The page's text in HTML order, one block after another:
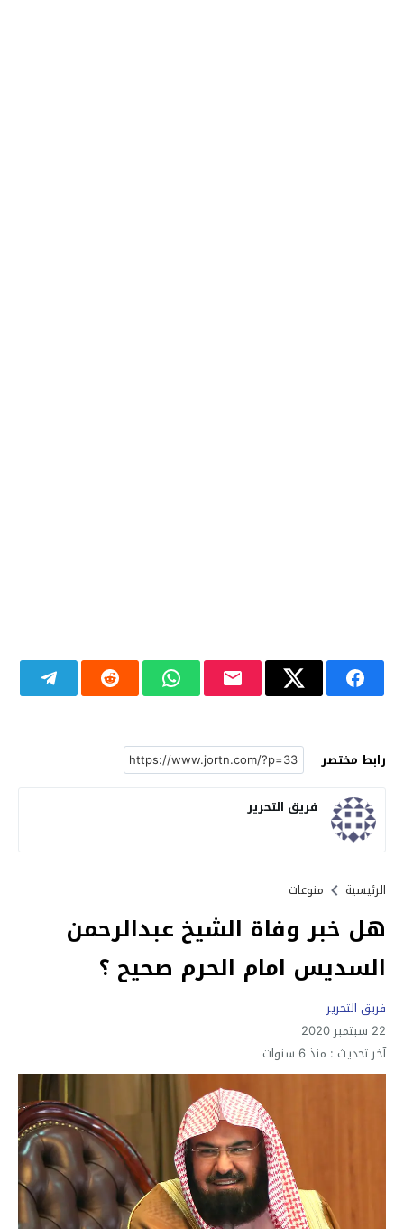
رابط مختصر
فريق التحرير
الرئيسية منوعات
هل خبر وفاة الشيخ عبدالرحمن
السديس امام الحرم صحيح ؟
فريق التحرير
22 سبتمبر 2020
آخر تحديث : منذ 6 سنوات